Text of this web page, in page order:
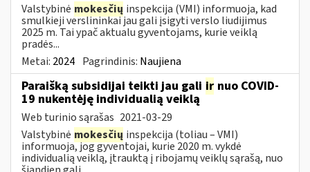
Valstybinė mokesčių inspekcija (VMI) informuoja, kad
smulkieji verslininkai jau gali įsigyti verslo liudijimus
2025 m. Tai ypač aktualu gyventojams, kurie veiklą
pradės...
Metai: 2024 Pagrindinis: Naujiena
Paraišką subsidijai teikti jau gali ir nuo COVID-
19 nukentėję individualią veiklą
Web turinio sąrašas 2021-03-29
Valstybinė mokesčių inspekcija (toliau – VMI)
informuoja, jog gyventojai, kurie 2020 m. vykdė
individualią veiklą, įtrauktą į ribojamų veiklų sąrašą, nuo